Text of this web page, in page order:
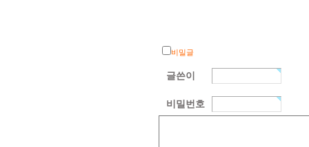
비밀글
글쓴이
비밀번호